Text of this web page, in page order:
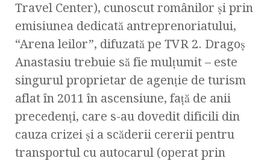
Travel Center), cunoscut românilor şi prin
emisiunea dedicată antreprenoriatului,
“Arena leilor”, difuzată pe TVR 2. Dragoş
Anastasiu trebuie să fie mulţumit – este
singurul proprietar de agenţie de turism
aflat în 2011 în ascensiune, faţă de anii
precedenţi, care s-au dovedit dificili din
cauza crizei şi a scăderii cererii pentru
transportul cu autocarul (operat prin